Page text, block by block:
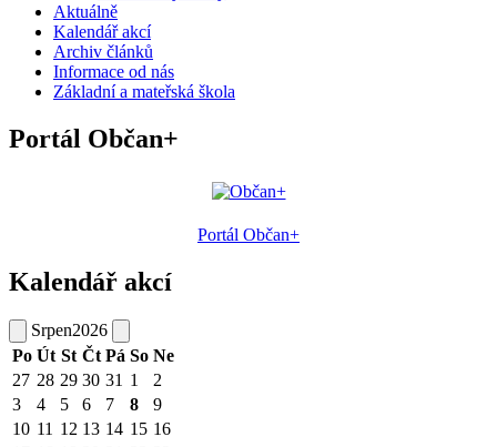
Aktuálně
Kalendář akcí
Archiv článků
Informace od nás
Základní a mateřská škola
Portál Občan+
Portál Občan+
Kalendář akcí
Srpen2026
Po Út St Čt Pá So Ne
27 28 29 30 31 1
2
3
4 5 6 7 8
9
10 11 12 13 14 15 16